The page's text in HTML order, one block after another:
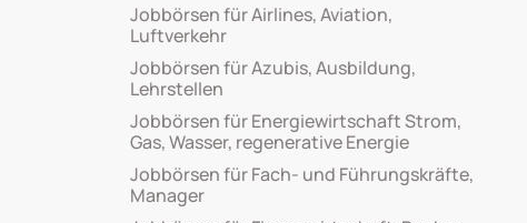
Jobbörsen für Airlines, Aviation,
Luftverkehr
Jobbörsen für Azubis, Ausbildung,
Lehrstellen
Jobbörsen für Energiewirtschaft Strom,
Gas, Wasser, regenerative Energie
Jobbörsen für Fach- und Führungskräfte,
Manager